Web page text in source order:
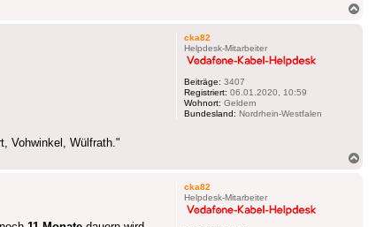
cka82
Helpdesk-Mitarbeiter
Beiträge: 3407
Registriert: 06.01.2020, 10:59
Wohnort: Geldern
Bundesland: Nordrhein-Westfalen
Vohwinkel, Wülfrath."
cka82
Helpdesk-Mitarbeiter